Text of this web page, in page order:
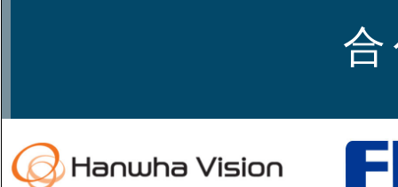
合